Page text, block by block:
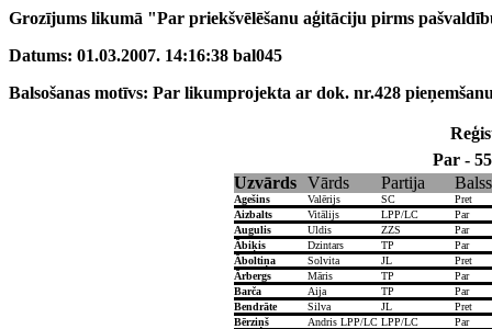
Grozījums likumā "Par priekšvēlēšanu aģitāciju pirms
Datums: 01.03.2007. 14:16:38 bal045
Balsošanas motīvs: Par likumprojekta ar dok. nr.428
Par - 55
Uzvārds
Vārds Partija Balss
Agešins Valērijs SC
Pret
Aizbalts
Vitālijs LPP/LC
Par
Augulis
Uldis ZZS
Par
Ābiķis
Dzintars TP
Par
Āboltiņa
Solvita JL
Pret
Ārbergs
Māris TP
Par
Barča
Aija TP
Par
Bendrāte
Silva JL
Pret
Bērziņš
Andris LPP/LC LPP/LC
Par